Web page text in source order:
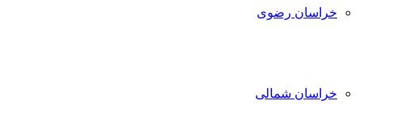
خراسان رضوی
خراسان شمالی